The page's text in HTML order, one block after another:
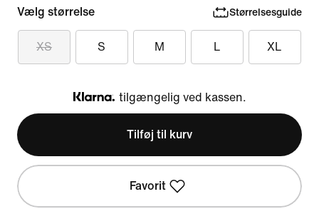
Vælg størrelse Størrelsesguide
XS S M L XL
Klarna
tilgængelig ved kassen.
Tilføj til kurv
Favorit